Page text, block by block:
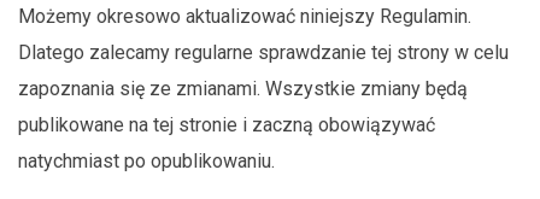
Możemy okresowo aktualizować niniejszy Regulamin.
Dlatego zalecamy regularne sprawdzanie tej strony w celu
zapoznania się ze zmianami. Wszystkie zmiany będą
publikowane na tej stronie i zaczną obowiązywać
natychmiast po opublikowaniu.